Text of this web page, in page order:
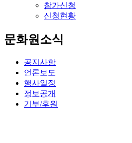
참가신청
신청현황
문화원소식
공지사항
언론보도
행사일정
정보공개
기부/후원